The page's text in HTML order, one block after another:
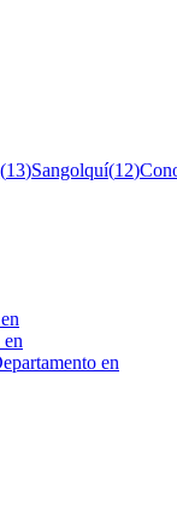
(13)Sangolquí(12)
en